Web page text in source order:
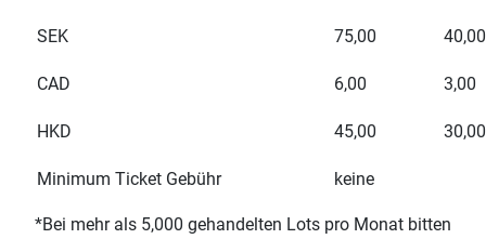
SEK 75,00 40,00
CAD 6,00 3,00
HKD 45,00 30,00
Minimum Ticket Gebühr keine
*Bei mehr als 5,000 gehandelten Lots pro Monat bitten